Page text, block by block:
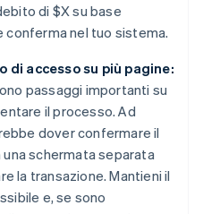
di $X su base
conferma nel tuo sistema.
di accesso su più pagine:
passaggi importanti su
il processo. Ad
dover confermare il
schermata separata
la transazione. Mantieni il
e, se sono